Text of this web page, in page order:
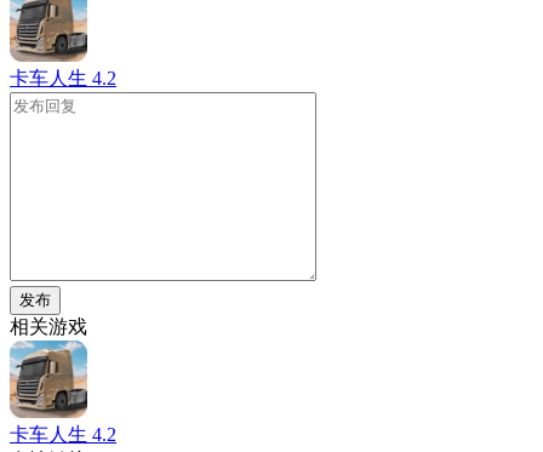
卡车人生 4.2
发布
相关游戏
卡车人生 4.2